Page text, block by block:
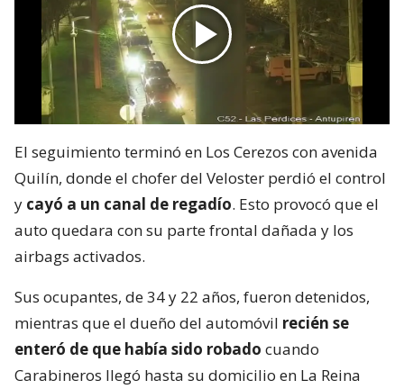
El seguimiento terminó en Los Cerezos con avenida
Quilín, donde el chofer del Veloster perdió el control
y cayó a un canal de regadío. Esto provocó que el
auto quedara con su parte frontal dañada y los
airbags activados.
Sus ocupantes, de 34 y 22 años, fueron detenidos,
mientras que el dueño del automóvil recién se
enteró de que había sido robado cuando
Carabineros llegó hasta su domicilio en La Reina